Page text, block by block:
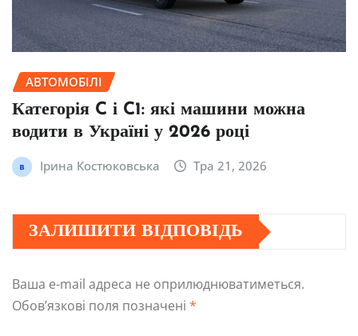
АВТОМОБІЛІ
Категорія C і C1: які машини можна
водити в Україні у 2026 році
Ірина Костюковська Тра 21, 2026
ЗАЛИШИТИ ВІДПОВІДЬ
Ваша e-mail адреса не оприлюднюватиметься.
Обов’язкові поля позначені *